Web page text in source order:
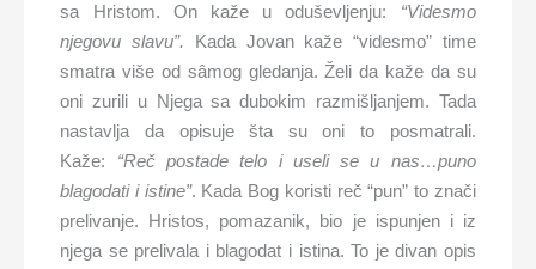
sa Hristom. On kaže u oduševljenju: “Videsmo
njegovu slavu”. Kada Jovan kaže “videsmo” time
smatra više od sâmog gledanja. Želi da kaže da su
oni zurili u Njega sa dubokim razmišljanjem. Tada
nastavlja da opisuje šta su oni to posmatrali.
Kaže: “Reč postade telo i useli se u nas…puno
blagodati i istine”. Kada Bog koristi reč “pun” to znači
prelivanje. Hristos, pomazanik, bio je ispunjen i iz
njega se prelivala i blagodat i istina. To je divan opis